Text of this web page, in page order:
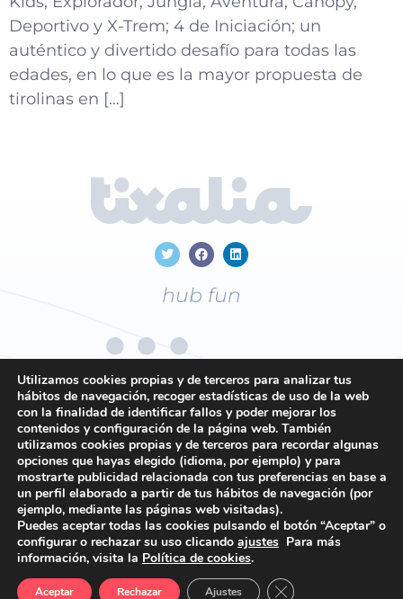
Deportivo y X-Trem; 4 de Iniciación; un
auténtico y divertido desafío para todas las
edades, en lo que es la mayor propuesta de
tirolinas en […]
hub fun
+34 96 169 19 43
Contacto
Política de privacidad
Política de cookies
Condiciones generales
Utilizamos cookies propias y de terceros para analizar tus
hábitos de navegación, recoger estadísticas de uso de la web
con la finalidad de identificar fallos y poder mejorar los
contenidos y configuración de la página web. También
utilizamos cookies propias y de terceros para recordar algunas
opciones que hayas elegido (idioma, por ejemplo) y para
mostrarte publicidad relacionada con tus preferencias en base a
un perfil elaborado a partir de tus hábitos de navegación (por
ejemplo, mediante las páginas web visitadas).
Puedes aceptar todas las cookies pulsando el botón “Aceptar” o
configurar o rechazar su uso clicando ajustes Para más
información, visita la Política de cookies.
Aceptar Rechazar Ajustes Cerrar el banner de